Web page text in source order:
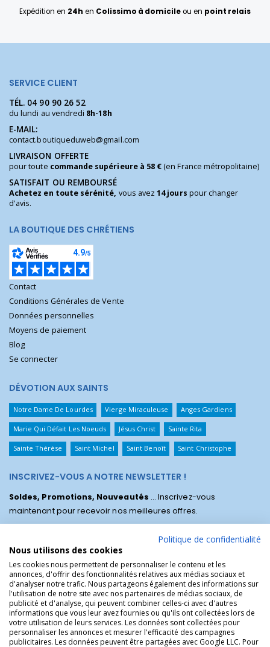
Expédition en 24h en Colissimo à domicileou en point relais
SERVICE CLIENT
TÉL. 04 90 90 26 52
du lundi au vendredi 8h-18h
E-MAIL:
contact.boutiqueduweb@gmail.com
LIVRAISON OFFERTE
pour toute commande supérieure à 58 €(en France métropolitaine)
SATISFAIT OU REMBOURSÉ
Achetez en toute sérénité, vous avez14 jours pour changer
d'avis.
LA BOUTIQUE DES CHRÉTIENS
Contact
Conditions Générales de Vente
Données personnelles
Moyens de paiement
Blog
Se connecter
DÉVOTION AUX SAINTS
Notre Dame De Lourdes Vierge Miraculeuse Anges Gardiens
Marie Qui Défait Les Noeuds Jésus Christ Sainte Rita
Sainte Thérèse Saint Michel Saint Benoît Saint Christophe
INSCRIVEZ-VOUS A NOTRE NEWSLETTER !
Soldes, Promotions, Nouveautés ... Inscrivez-vous
maintenant pour recevoir nos meilleures offres.
La Boutique des Chrétiens © | La boutique religieuse chrétienne de
Politique de confidentialité
Nous utilisons des cookies
Les cookies nous permettent de personnaliser le contenu et les
annonces, d'offrir des fonctionnalités relatives aux médias sociaux et
d'analyser notre trafic. Nous partageons également des informations sur
l'utilisation de notre site avec nos partenaires de médias sociaux, de
publicité et d'analyse, qui peuvent combiner celles-ci avec d'autres
informations que vous leur avez fournies ou qu'ils ont collectées lors de
votre utilisation de leurs services. Les données sont collectées pour
personnaliser les annonces et mesurer l'efficacité des campagnes
publicitaires. Les données peuvent être partagées avec Google LLC. Pour